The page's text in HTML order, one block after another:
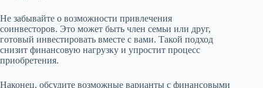
Не забывайте о возможности привлечения
соинвесторов. Это может быть член семьи или друг,
готовый инвестировать вместе с вами. Такой подход
снизит финансовую нагрузку и упростит процесс
приобретения.
Наконец, обсудите возможные варианты с финансовыми